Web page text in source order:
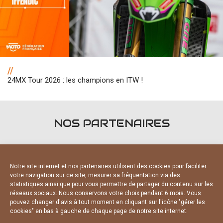
Notre site internet et nos partenaires utilisent des cookies pour faciliter
votre navigation sur ce site, mesurer sa fréquentation via des
statistiques ainsi que pour vous permettre de partager du contenu sur les
réseaux sociaux. Nous conservons votre choix pendant 6 mois. Vous
pouvez changer d'avis à tout moment en cliquant sur l'icône "gérer les
cookies" en bas à gauche de chaque page de notre site internet.
//
24MX Tour 2026 : les champions en ITW !
NOS PARTENAIRES
PARTENAIRES OFFICIELS